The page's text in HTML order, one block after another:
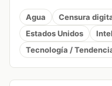
Agua Censura
Estados Unidos
Tecnología /